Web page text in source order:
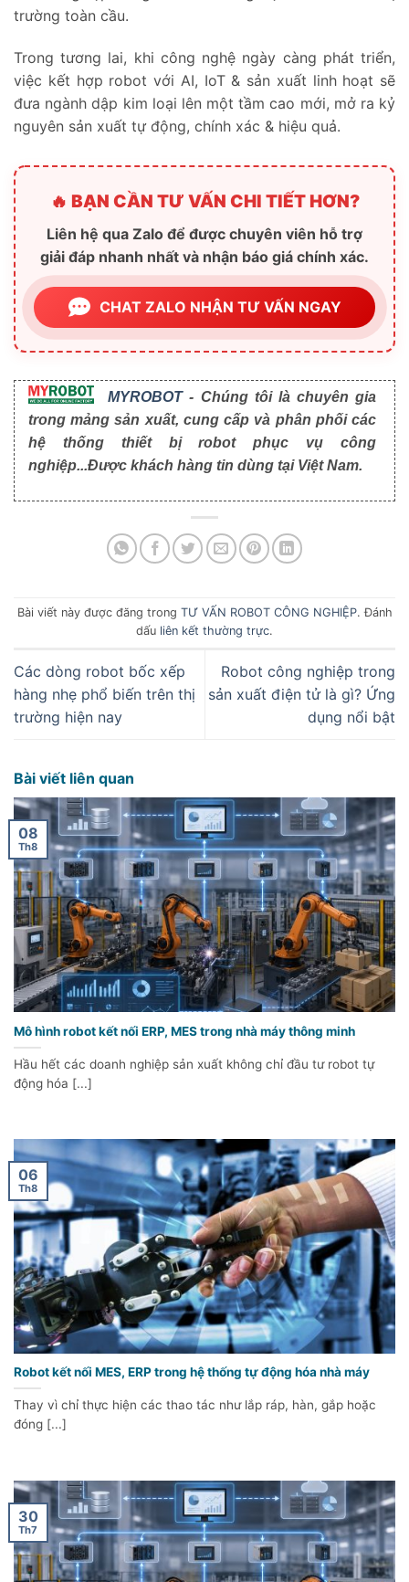
trường toàn cầu.
Trong tương lai, khi công nghệ ngày càng phát triển,
việc kết hợp robot với AI, IoT & sản xuất linh hoạt sẽ
đưa ngành dập kim loại lên một tầm cao mới, mở ra kỷ
nguyên sản xuất tự động, chính xác & hiệu quả.
🔥 BẠN CẦN TƯ VẤN CHI TIẾT HƠN?
Liên hệ qua Zalo để được chuyên viên hỗ trợ
giải đáp nhanh nhất và nhận báo giá chính xác.
CHAT ZALO NHẬN TƯ VẤN NGAY
MYROBOT- Chúng tôi là chuyên gia
trong mảng sản xuất, cung cấp và phân phối các
hệ thống thiết bị robot phục vụ công
nghiệp...Được khách hàng tin dùng tại Việt Nam.
Bài viết này được đăng trong TƯ VẤN ROBOT CÔNG NGHIỆP. Đánh
dấu liên kết thường trực.
Các dòng robot bốc xếp
hàng nhẹ phổ biến trên thị
trường hiện nay
Robot công nghiệp trong
sản xuất điện tử là gì? Ứng
dụng nổi bật
Bài viết liên quan
Mô hình robot kết nối ERP, MES trong nhà máy thông minh
Hầu hết các doanh nghiệp sản xuất không chỉ đầu tư robot tự
động hóa [...]
08
Th8
Robot kết nối MES, ERP trong hệ thống tự động hóa nhà máy
Thay vì chỉ thực hiện các thao tác như lắp ráp, hàn, gắp hoặc
đóng [...]
06
Th8
30
Th7